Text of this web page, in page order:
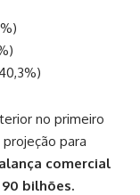
no primeiro
para
comercial
90 bilhões.